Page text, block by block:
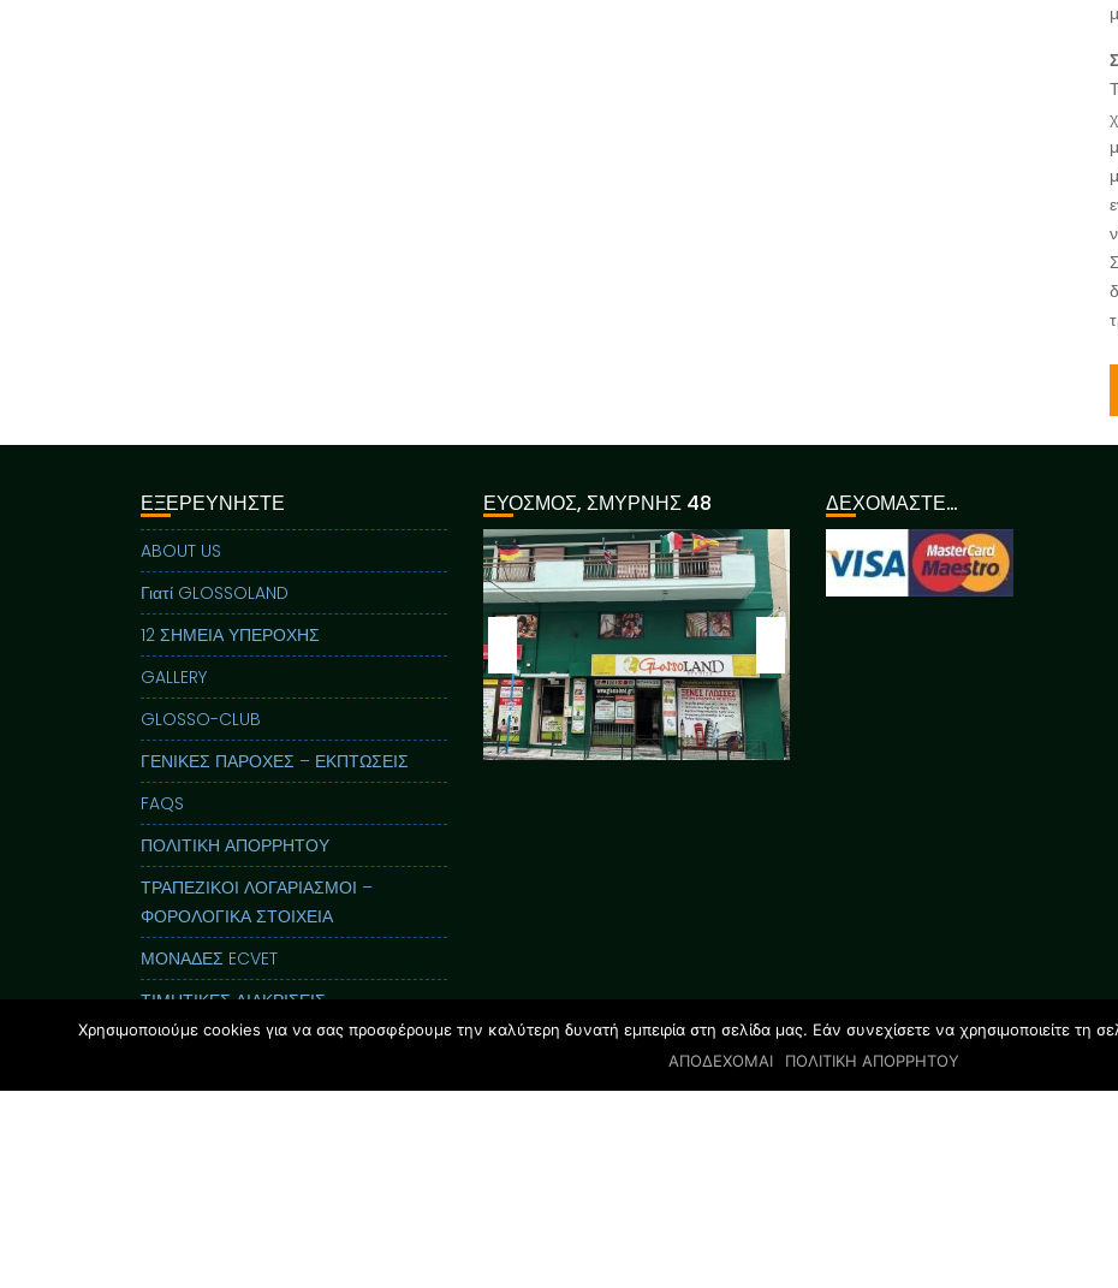
ΕΞΕΡΕΥΝΗΣΤΕ
ABOUT US
Γιατί GLOSSOLAND
12 ΣΗΜΕΙΑ ΥΠΕΡΟΧΗΣ
GALLERY
GLOSSO-CLUB
ΓΕΝΙΚΕΣ ΠΑΡΟΧΕΣ – ΕΚΠΤΩΣΕΙΣ
FAQS
ΠΟΛΙΤΙΚΗ ΑΠΟΡΡΗΤΟΥ
ΤΡΑΠΕΖΙΚΟΙ ΛΟΓΑΡΙΑΣΜΟΙ –
ΦΟΡΟΛΟΓΙΚΑ ΣΤΟΙΧΕΙΑ
ΜΟΝΑΔΕΣ ECVET
ΤΙΜΗΤΙΚΕΣ ΔΙΑΚΡΙΣΕΙΣ
ΕΝΤΥΠΟΣ ΟΔΗΓΟΣ GLOSSOLAND
ΠΑΡΟΥΣΙΑΣΕΙΣ
ΕΥΟΣΜΟΣ, ΣΜΥΡΝΗΣ 48 ΔΕΧΟΜΑΣΤΕ…
Χρησιμοποιούμε cookies για να σας προσφέρουμε την καλύτερη δυνατή εμπειρία στη σελίδα μας. Εάν συνεχίσετε να χρησιμοποιείτε τη
ΑΠΟΔΕΧΟΜΑΙ
ΠΟΛΙΤΙΚΗ ΑΠΟΡΡΗΤΟΥ